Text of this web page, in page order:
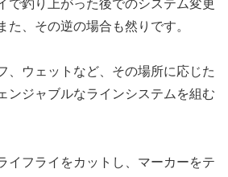
で釣り上がった後でのシステム変更
た、その逆の場合も然りです。
、ウェットなど、その場所に応じた
ンジャブルなラインシステムを組む
イフライをカットし、マーカーをテ